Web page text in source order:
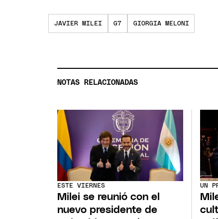
JAVIER MILEI G7 GIORGIA MELONI
NOTAS RELACIONADAS
ESTE VIERNES
Milei se reunió con el
nuevo presidente de
UN